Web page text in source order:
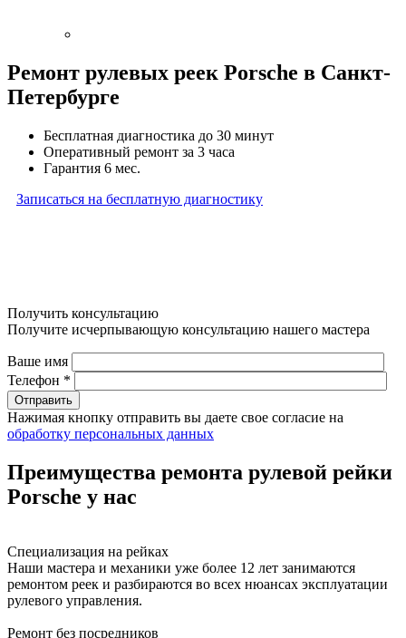
Ремонт рулевых реек Porsche в Санкт-
Петербурге
Бесплатная диагностика до 30 минут
Оперативный ремонт за 3 часа
Гарантия 6 мес.
Записаться на бесплатную диагностику
Получить консультацию
Получите исчерпывающую консультацию нашего мастера
Ваше имя
Телефон *
Нажимая кнопку отправить вы даете свое согласие на
обработку персональных данных
Преимущества ремонта рулевой рейки
Porsche у нас
Специализация на рейках
Наши мастера и механики уже более 12 лет занимаются
ремонтом реек и разбираются во всех нюансах эксплуатации
рулевого управления.
Ремонт без посредников